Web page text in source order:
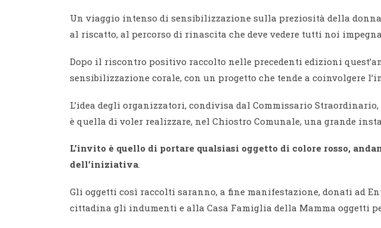
Un viaggio intenso di sensibilizzazione sulla preziosità della
al riscatto, al percorso di rinascita che deve vedere tutti noi
Dopo il riscontro positivo raccolto nelle precedenti edizioni
sensibilizzazione corale, con un progetto che tende a coinvolgere
L’idea degli organizzatori, condivisa dal Commissario
è quella di voler realizzare, nel Chiostro Comunale, una grande
L’invito è quello di portare qualsiasi oggetto di colore rosso,
dell’iniziativa.
Gli oggetti così raccolti saranno, a fine manifestazione, donati ad
cittadina gli indumenti e alla Casa Famiglia della Mamma oggetti